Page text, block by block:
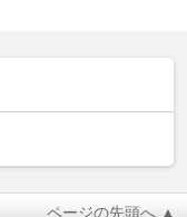
ページの先頭へ ▲